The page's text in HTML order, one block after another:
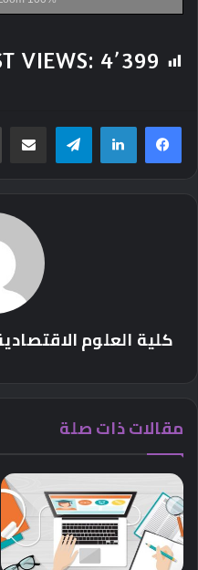
VIEWS: 4٬399
تيلقرام
كلية العلوم
مقالات ذات صلة